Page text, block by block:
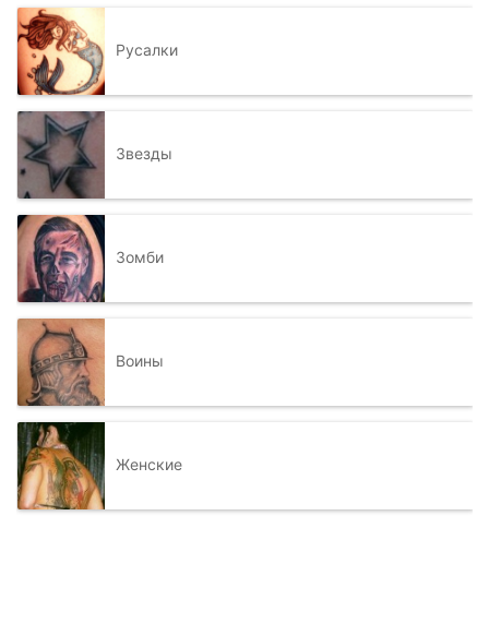
Русалки
Звезды
Зомби
Воины
Женские